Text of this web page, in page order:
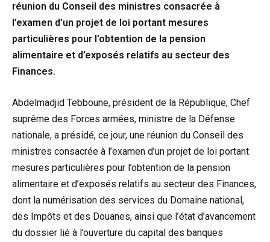
réunion du Conseil des ministres consacrée à
l’examen d’un projet de loi portant mesures
particulières pour l’obtention de la pension
alimentaire et d’exposés relatifs au secteur des
Finances.
Abdelmadjid Tebboune, président de la République, Chef
suprême des Forces armées, ministre de la Défense
nationale, a présidé, ce jour, une réunion du Conseil des
ministres consacrée à l’examen d’un projet de loi portant
mesures particulières pour l’obtention de la pension
alimentaire et d’exposés relatifs au secteur des Finances,
dont la numérisation des services du Domaine national,
des Impôts et des Douanes, ainsi que l’état d’avancement
du dossier lié à l’ouverture du capital des banques